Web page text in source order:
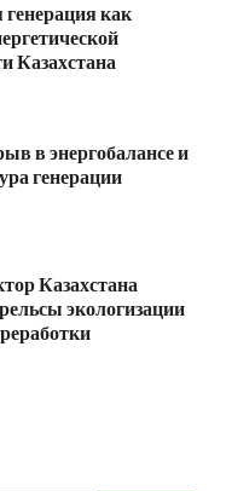
как
Казахстана
в энергобалансе и
генерации
Казахстана
экологизации